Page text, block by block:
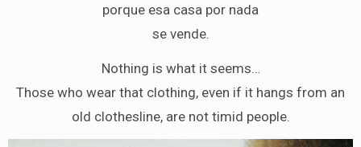
porque esa casa por nada
se vende.
Nothing is what it seems…
Those who wear that clothing, even if it hangs from an
old clothesline, are not timid people.